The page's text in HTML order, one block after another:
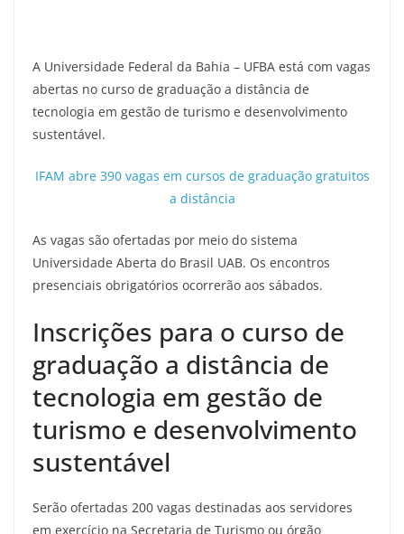
A Universidade Federal da Bahia – UFBA está com vagas
abertas no curso de graduação a distância de
tecnologia em gestão de turismo e desenvolvimento
sustentável.
IFAM abre 390 vagas em cursos de graduação gratuitos
a distância
As vagas são ofertadas por meio do sistema
Universidade Aberta do Brasil UAB. Os encontros
presenciais obrigatórios ocorrerão aos sábados.
Inscrições para o curso de
graduação a distância de
tecnologia em gestão de
turismo e desenvolvimento
sustentável
Serão ofertadas 200 vagas destinadas aos servidores
em exercício na Secretaria de Turismo ou órgão